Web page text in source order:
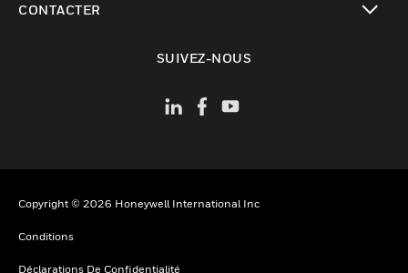
CONTACTER
SUIVEZ-NOUS
Copyright © 2026 Honeywell International Inc
Conditions
Déclarations De Confidentialité